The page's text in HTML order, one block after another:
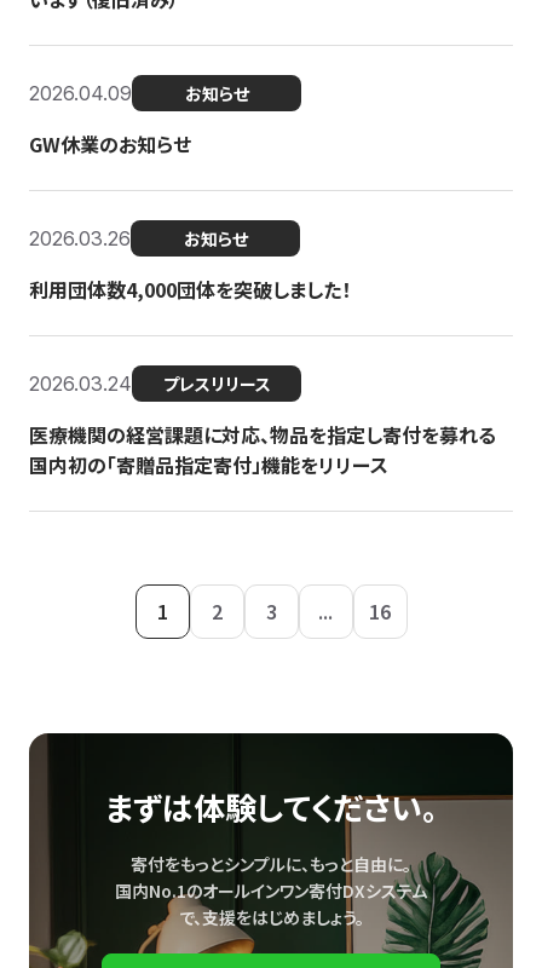
2026.04.09 お知らせ
GW休業のお知らせ
2026.03.26 お知らせ
利用団体数4,000団体を突破しました！
2026.03.24 プレスリリース
医療機関の経営課題に対応、物品を指定し寄付を募れる
国内初の「寄贈品指定寄付」機能をリリース
1 2 3 ... 16
まずは体験してください。
寄付をもっとシンプルに、もっと自由に。
国内No.1のオールインワン寄付DXシステム
で、支援をはじめましょう。